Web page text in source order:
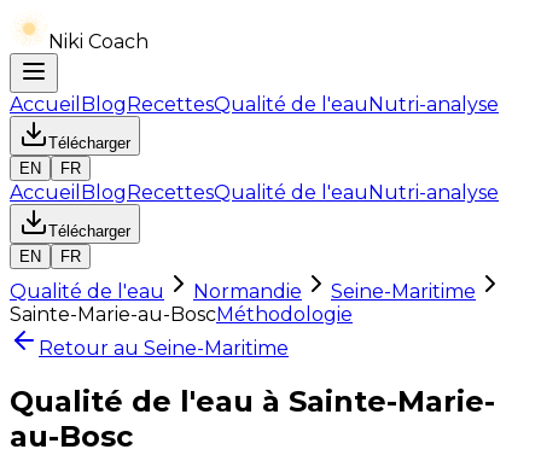
Niki Coach
Accueil BlogRecettesQualité de l'eauNutri-analyse
Télécharger
EN
FR
Accueil BlogRecettesQualité de l'eauNutri-analyse
Télécharger
EN
FR
Qualité de l'eau Normandie
Seine-Maritime
Sainte-Marie-au-BoscMéthodologie
Retour au Seine-Maritime
Qualité de l'eau à Sainte-Marie-
au-Bosc